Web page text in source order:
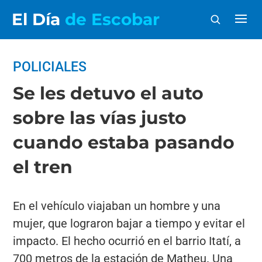
El Día de Escobar
POLICIALES
Se les detuvo el auto
sobre las vías justo
cuando estaba pasando
el tren
En el vehículo viajaban un hombre y una
mujer, que lograron bajar a tiempo y evitar el
impacto. El hecho ocurrió en el barrio Itatí, a
700 metros de la estación de Matheu. Una